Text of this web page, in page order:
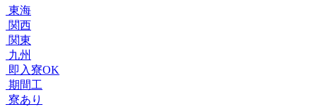
東海
関西
関東
九州
即入寮OK
期間工
寮あり